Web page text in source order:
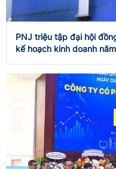
PNJ triệu tập đại hội
kế hoạch kinh doanh